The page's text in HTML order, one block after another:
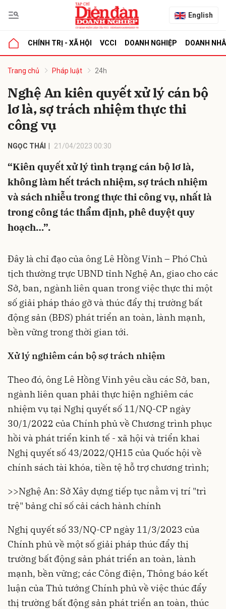
English
CHÍNH TRỊ - XÃ HỘI VCCI DOANH NGHIỆP DOANH
Trang chủ Pháp luật 24h
Nghệ An kiên quyết xử lý cán bộ
lơ là, sợ trách nhiệm thực thi
công vụ
NGỌC THÁI 21/04/2023 00:30
“Kiên quyết xử lý tình trạng cán bộ lơ là,
không làm hết trách nhiệm, sợ trách nhiệm
và sách nhiễu trong thực thi công vụ, nhất là
trong công tác thẩm định, phê duyệt quy
hoạch…”.
Đây là chỉ đạo của ông Lê Hồng Vinh – Phó Chủ
tịch thường trực UBND tỉnh Nghệ An, giao cho các
Sở, ban, ngành liên quan trong việc thực thi một
số giải pháp tháo gỡ và thúc đẩy thị trường bất
động sản (BĐS) phát triển an toàn, lành mạnh,
bền vững trong thời gian tới.
Xử lý nghiêm cán bộ sợ trách nhiệm
Theo đó, ông Lê Hồng Vinh yêu cầu các Sở, ban,
ngành liên quan phải thực hiện nghiêm các
nhiệm vụ tại Nghị quyết số 11/NQ-CP ngày
30/1/2022 của Chính phủ về Chương trình phục
hồi và phát triển kinh tế - xã hội và triển khai
Nghị quyết số 43/2022/QH15 của Quốc hội về
chính sách tài khóa, tiền tệ hỗ trợ chương trình;
>>Nghệ An: Sở Xây dựng tiếp tục nằm vị trí "trì
trệ" bảng chỉ số cải cách hành chính
Nghị quyết số 33/NQ-CP ngày 11/3/2023 của
Chính phủ về một số giải pháp thúc đẩy thị
trường bất động sản phát triển an toàn, lành
mạnh, bền vững; các Công điện, Thông báo kết
luận của Thủ tướng Chính phủ về việc thúc đẩy
thị trường bất động sản phát triển an toàn, thúc
luận
Hủy